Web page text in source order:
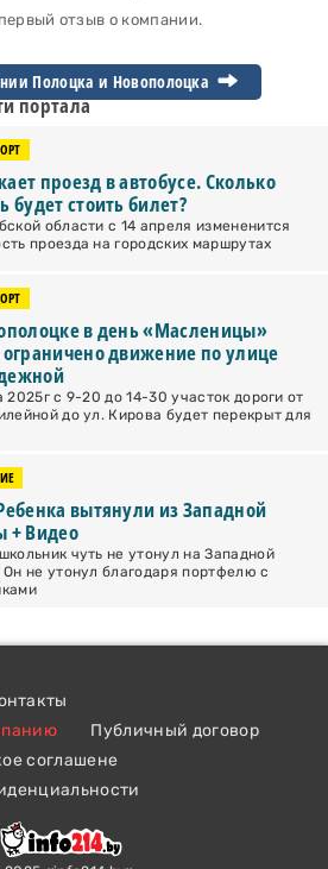
отзыв о компании.
Полоцка и Новополоцка
портала
проезд в автобусе. Сколько
будет стоить билет?
области с 14 апреля измененится
проезда на городских маршрутах
в день «Масленицы»
ограничено движение по улице
2025г с 9-20 до 14-30 участок дороги от
до ул. Кирова будет перекрыт для
вытянули из Западной
+ Видео
чуть не утонул на Западной
не утонул благодаря портфелю с
Публичный договор
соглашене